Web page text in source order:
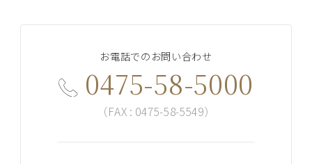
お電話でのお問い合わせ
0475-58-5000
（FAX : 0475-58-5549）